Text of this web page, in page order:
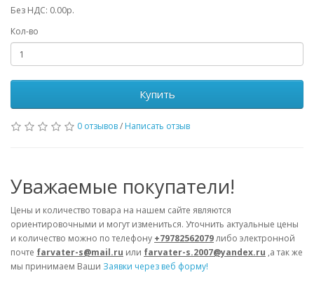
Без НДС: 0.00р.
Кол-во
Купить
0 отзывов/ Написать отзыв
Уважаемые покупатели!
Цены и количество товара на нашем сайте являются
ориентировочными и могут измениться. Уточнить актуальные цены
и количество можно по телефону +79782562079либо электронной
почте farvater-s@mail.ru или farvater-s.2007@yandex.ru ,а так же
мы принимаем Ваши Заявки через веб форму!